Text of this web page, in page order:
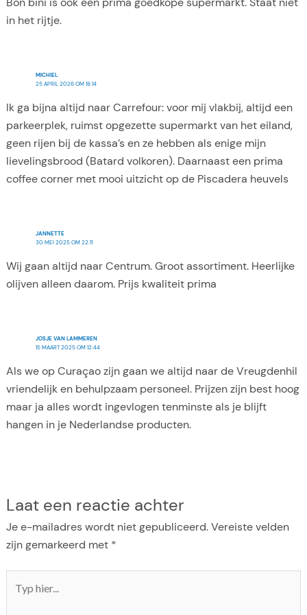
in het rijtje.
MICHIEL
25 APRIL 2026 OM 18:14
Ik ga bijna altijd naar Carrefour: voor mij vlakbij, altijd een
parkeerplek, ruimst opgezette supermarkt van het eiland,
geen rijen bij de kassa’s en ze hebben als enige mijn
lievelingsbrood (Batard volkoren). Daarnaast een prima
coffee corner met mooi uitzicht op de Piscadera heuvels
JANNETTE
30 MEI 2025 OM 22:11
Wij gaan altijd naar Centrum. Groot assortiment. Heerlijke
olijven alleen daarom. Prijs kwaliteit prima
JOSJE VAN LAMMEREN
15 MAART 2025 OM 12:44
Als we op Curaçao zijn gaan we altijd naar de Vreugdenhil
vriendelijk en behulpzaam personeel. Prijzen zijn best hoog
maar ja alles wordt ingevlogen tenminste als je blijft
hangen in je Nederlandse producten.
Laat een reactie achter
Je e-mailadres wordt niet gepubliceerd. Vereiste velden
zijn gemarkeerd met *
hier...